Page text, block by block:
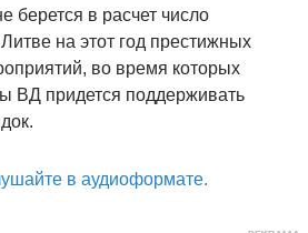
берется в расчет число
на этот год престижных
во время которых
ВД придется поддерживать
в аудиоформате.